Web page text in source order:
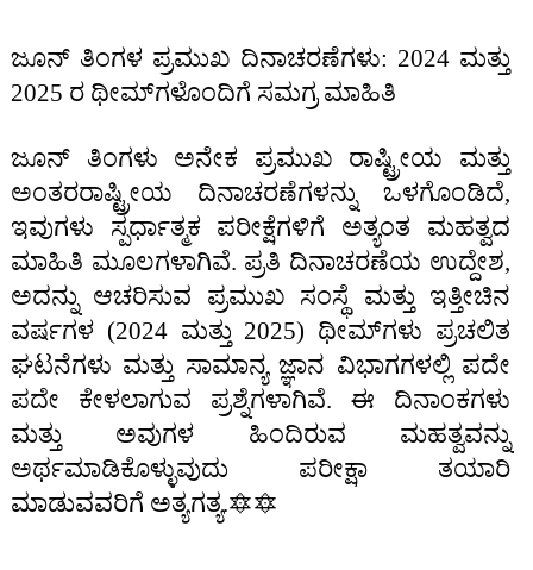
ಜೂನ್ ತಿಂಗಳ ಪ್ರಮುಖ ದಿನಾಚರಣೆಗಳು: 2024 ಮತ್ತು
2025 ರ ಥೀಮ್‌ಗಳೊಂದಿಗೆ ಸಮಗ್ರ ಮಾಹಿತಿ
ಜೂನ್ ತಿಂಗಳು ಅನೇಕ ಪ್ರಮುಖ ರಾಷ್ಟ್ರೀಯ ಮತ್ತು
ಅಂತರರಾಷ್ಟ್ರೀಯ ದಿನಾಚರಣೆಗಳನ್ನು ಒಳಗೊಂಡಿದೆ,
ಇವುಗಳು ಸ್ಪರ್ಧಾತ್ಮಕ ಪರೀಕ್ಷೆಗಳಿಗೆ ಅತ್ಯಂತ ಮಹತ್ವದ
ಮಾಹಿತಿ ಮೂಲಗಳಾಗಿವೆ. ಪ್ರತಿ ದಿನಾಚರಣೆಯ ಉದ್ದೇಶ,
ಅದನ್ನು ಆಚರಿಸುವ ಪ್ರಮುಖ ಸಂಸ್ಥೆ ಮತ್ತು ಇತ್ತೀಚಿನ
ವರ್ಷಗಳ (2024 ಮತ್ತು 2025) ಥೀಮ್‌ಗಳು ಪ್ರಚಲಿತ
ಘಟನೆಗಳು ಮತ್ತು ಸಾಮಾನ್ಯ ಜ್ಞಾನ ವಿಭಾಗಗಳಲ್ಲಿ ಪದೇ
ಪದೇ ಕೇಳಲಾಗುವ ಪ್ರಶ್ನೆಗಳಾಗಿವೆ. ಈ ದಿನಾಂಕಗಳು
ಮತ್ತು ಅವುಗಳ ಹಿಂದಿರುವ ಮಹತ್ವವನ್ನು
ಅರ್ಥಮಾಡಿಕೊಳ್ಳುವುದು ಪರೀಕ್ಷಾ ತಯಾರಿ
ಮಾಡುವವರಿಗೆ ಅತ್ಯಗತ್ಯ.🔯🔯